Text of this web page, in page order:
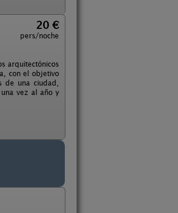
20 €
pers/noche
arquitectónicos
con el objetivo
de una ciudad,
vez al año y